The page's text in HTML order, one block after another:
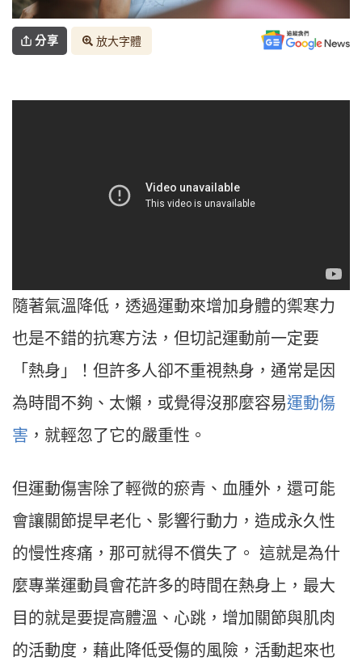
分享 放大字體
隨著氣溫降低，透過運動來增加身體的禦寒力
也是不錯的抗寒方法，但切記運動前一定要
「熱身」！但許多人卻不重視熱身，通常是因
為時間不夠、太懶，或覺得沒那麼容易運動傷
害 ，就輕忽了它的嚴重性。
但運動傷害除了輕微的瘀青、血腫外，還可能
會讓關節提早老化、影響行動力，造成永久性
的慢性疼痛，那可就得不償失了。 這就是為什
麼專業運動員會花許多的時間在熱身上，最大
目的就是要提高體溫、心跳，增加關節與肌肉
的活動度，藉此降低受傷的風險，活動起來也